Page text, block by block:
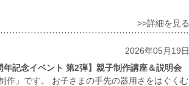
>>詳細を見る
2026年05月19日
記念イベント 第2弾】親子制作講座＆説明会
」です。 お子さまの手先の器用さをはぐくむ